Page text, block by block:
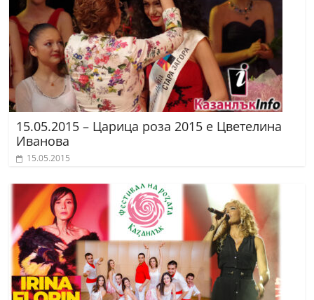
15.05.2015 – Царица роза 2015 е Цветелина
Иванова
15.05.2015